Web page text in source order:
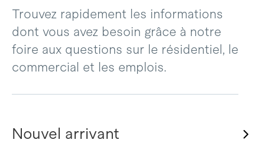
Trouvez rapidement les informations
dont vous avez besoin grâce à notre
foire aux questions sur le résidentiel, le
commercial et les emplois.
Nouvel arrivant